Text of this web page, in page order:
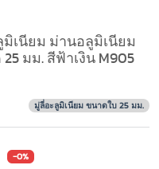
มิเนียม ม่านอลูมิเนียม
มม. สีฟ้าเงิน M905
มู่ลี่อะลูมิเนียม ขนาดใบ 25 มม.
-0%